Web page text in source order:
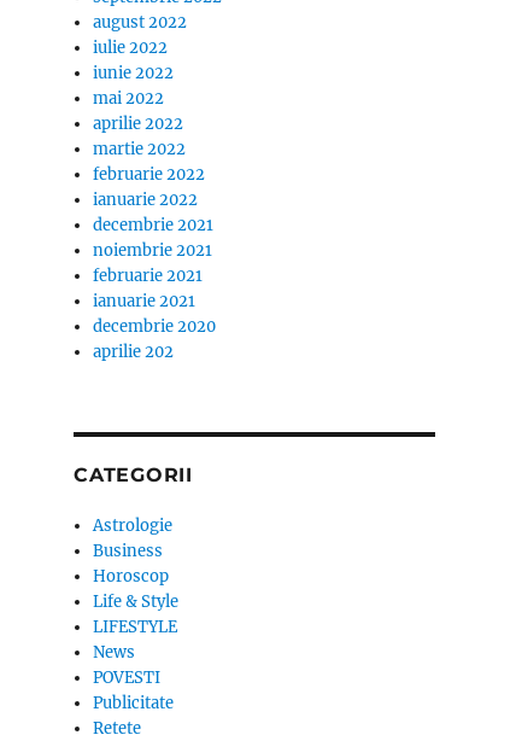
august 2022
iulie 2022
iunie 2022
mai 2022
aprilie 2022
martie 2022
februarie 2022
ianuarie 2022
decembrie 2021
noiembrie 2021
februarie 2021
ianuarie 2021
decembrie 2020
aprilie 202
CATEGORII
Astrologie
Business
Horoscop
Life & Style
LIFESTYLE
News
POVESTI
Publicitate
Retete